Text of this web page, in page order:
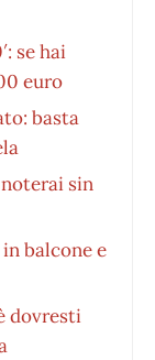
se hai
euro
basta
sin
balcone e
dovresti